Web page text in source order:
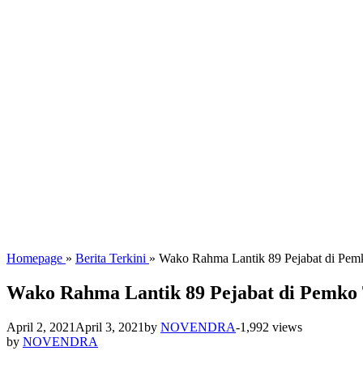
Homepage » Berita Terkini » Wako Rahma Lantik 89 Pejabat di
Wako Rahma Lantik 89 Pejabat di
April 2, 2021 April 3, 2021by NOVENDRA-1,992 views
by NOVENDRA